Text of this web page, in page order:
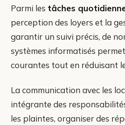
Parmi les tâches
perception des loyers et la
garantir un suivi précis, de
systèmes informatisés
courantes tout en réduisant
La communication avec les
intégrante des
les plaintes, organiser des